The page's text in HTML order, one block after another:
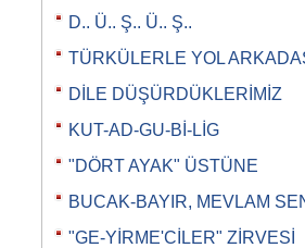
D.. Ü.. Ş.. Ü.. Ş..
TÜRKÜLERLE YOL
DİLE DÜŞÜRDÜKLERİMİZ
KUT-AD-GU-Bİ-LİG
"DÖRT AYAK" ÜSTÜNE
BUCAK-BAYIR, MEVLAM
"GE-YİRME'CİLER" ZİRVESİ